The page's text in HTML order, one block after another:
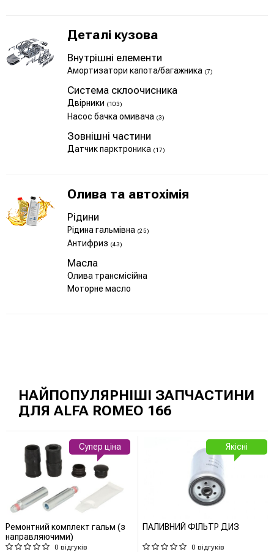
Деталі кузова
Внутрішні елементи
Амортизатори капота/багажника (7)
Система склоочисника
Двірники (103)
Насос бачка омивача (3)
Зовнішні частини
Датчик парктроника (17)
Олива та автохімія
Рідини
Рідина гальмівна (25)
Антифриз (43)
Масла
Олива трансмісійна
Моторне масло
НАЙПОПУЛЯРНІШІ ЗАПЧАСТИНИ
ДЛЯ ALFA ROMEO 166
Ремонтний комплект гальм (з
направляючими)
0 відгуків
Супер ціна
ПАЛИВНИЙ ФІЛЬТР ДИЗ
0 відгуків
Якісні